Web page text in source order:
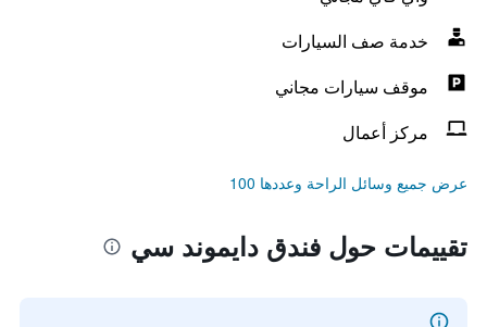
خدمة صف السيارات
موقف سيارات مجاني
مركز أعمال
عرض جميع وسائل الراحة وعددها 100
تقييمات حول فندق دايموند سي